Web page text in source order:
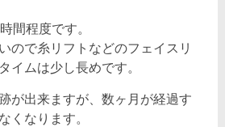
間程度です。
ので糸リフトなどのフェイスリ
イムは少し長めです。
が出来ますが、数ヶ月が経過す
くなります。